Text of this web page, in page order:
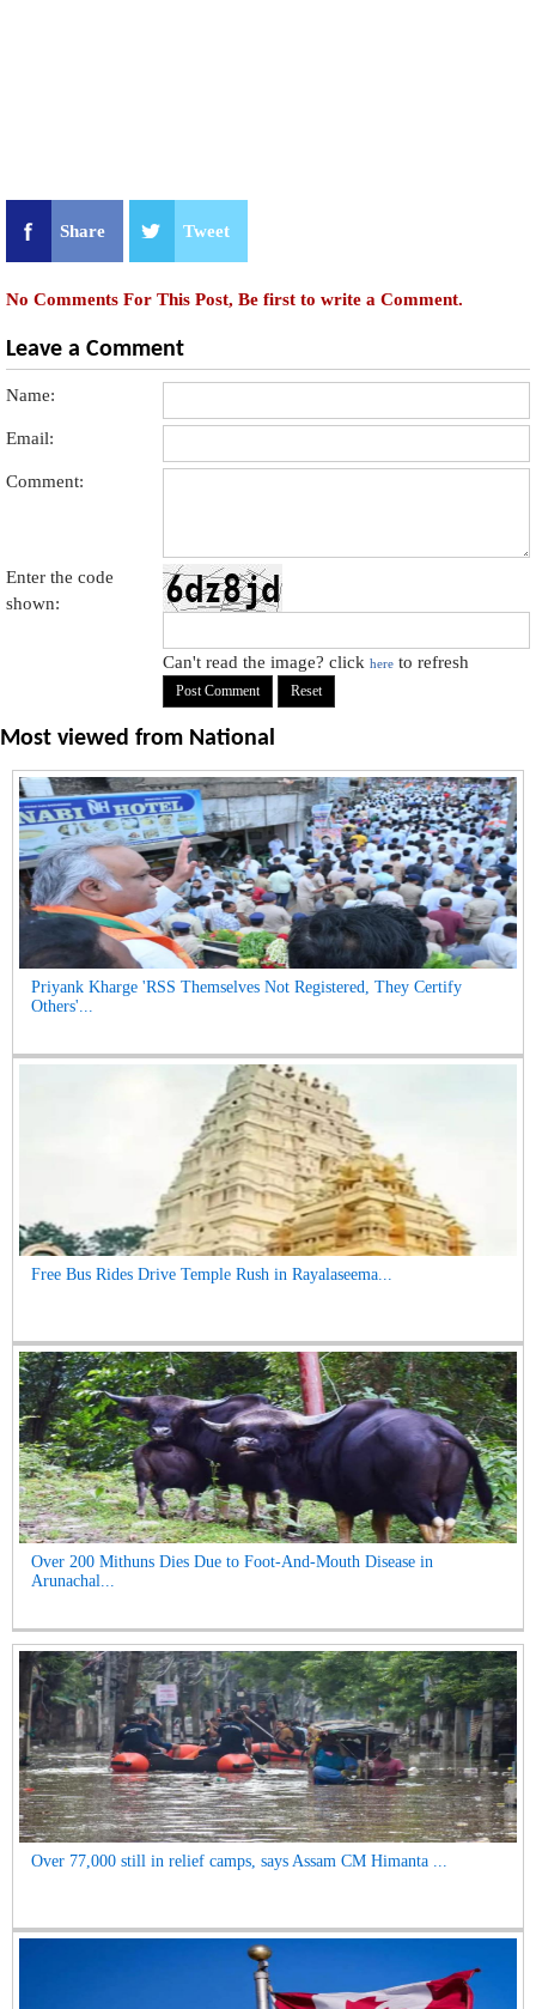
Share Tweet
No Comments For This Post, Be first to write a Comment.
Leave a Comment
Name:
Email:
Comment:
Enter the code
shown:
Can't read the image? clickhere to refresh
Most viewed from National
Priyank Kharge 'RSS Themselves Not Registered, They Certify
Others'...
Free Bus Rides Drive Temple Rush in Rayalaseema...
Over 200 Mithuns Dies Due to Foot-And-Mouth Disease in
Arunachal...
Over 77,000 still in relief camps, says Assam CM Himanta ...